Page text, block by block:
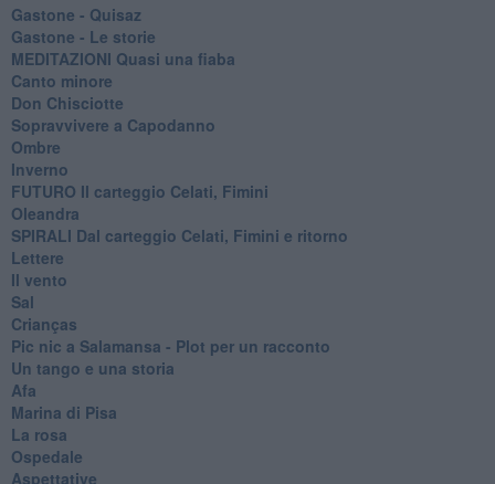
Gastone - Quisaz
Gastone - Le storie
MEDITAZIONI Quasi una fiaba
Canto minore
Don Chisciotte
Sopravvivere a Capodanno
Ombre
Inverno
FUTURO Il carteggio Celati, Fimini
Oleandra
SPIRALI Dal carteggio Celati, Fimini e ritorno
Lettere
Il vento
Sal
Crianças
Pic nic a Salamansa - Plot per un racconto
Un tango e una storia
Afa
Marina di Pisa
La rosa
Ospedale
Aspettative